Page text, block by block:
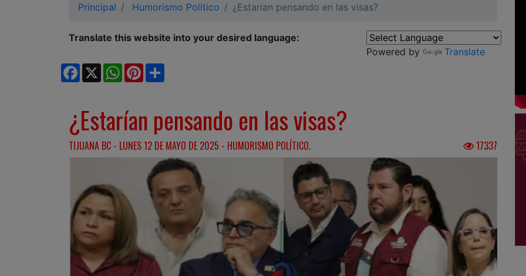
Principal Humorismo Político ¿Estarían pensando en las visas?
Translate this website into your desired language:
Powered by
Translate
Facebook
X WhatsApp
Pinterest
¿Estarían pensando en las visas?
TIJUANA BC - LUNES 12 DE MAYO DE 2025 - HUMORISMO POLÍTICO. 17337